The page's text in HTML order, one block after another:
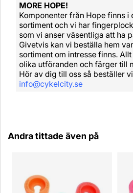
MORE HOPE!
Komponenter från Hope finns
sortiment och vi har
som vi anser väsentliga att ha
Givetvis kan vi beställa hem
sortiment om intresse finns.
olika utföranden och färger till
Hör av dig till oss så beställer
info@cykelcity.se
Andra tittade även på